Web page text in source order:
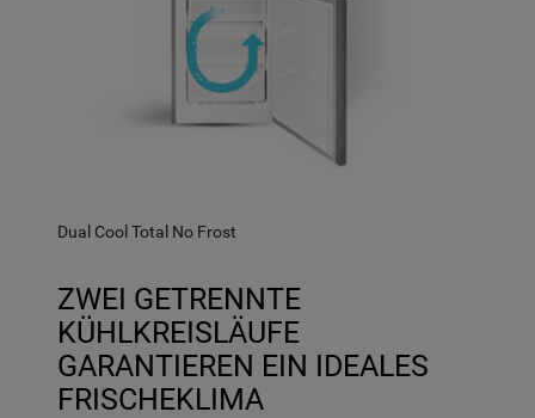
Dual Cool Total No Frost
ZWEI GETRENNTE
KÜHLKREISLÄUFE
GARANTIEREN EIN IDEALES
FRISCHEKLIMA